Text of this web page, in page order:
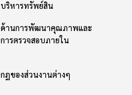
บริหารทรัพย์สิน
ด้านการพัฒนาคุณภาพและ
การตรวจสอบภายใน
กฎของส่วนงานต่างๆ